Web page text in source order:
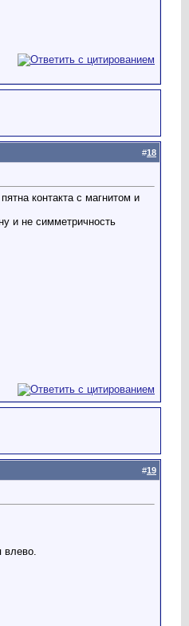
#18
контакта с магнитом и
и не симметричность
#19
влево.